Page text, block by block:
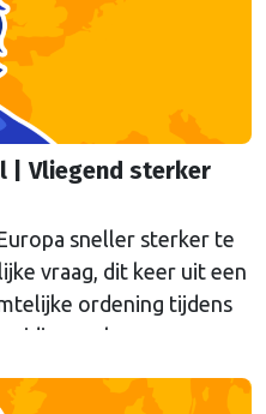
| Vliegend sterker
sneller sterker te
vraag, dit keer uit een
ordening tijdens
op hun
van Keulen (cartoon)